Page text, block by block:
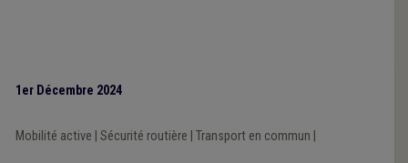
1er Décembre 2024
Mobilité active Sécurité routière Transport en commun